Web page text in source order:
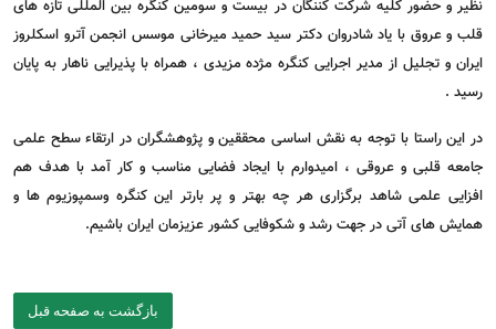
نظیر و حضور کلیه شرکت کننگان در بیست و سومین کنگره بین المللی تازه های
قلب و عروق با یاد شادروان دکتر سید حمید میرخانی موسس انجمن آترو اسکلروز
ایران و تجلیل از مدیر اجرایی کنگره مژده مزیدی ، همراه با پذیرایی ناهار به پایان
رسید .
در این راستا با توجه به نقش اساسی محققين و پژوهشگران در ارتقاء سطح علمی
جامعه قلبی و عروقی ، اميدوارم با ایجاد فضایی مناسب و کار آمد با هدف هم
افزایی علمی شاهد برگزاری هر چه بهتر و پر بارتر این کنگره وسمپوزیوم ها و
همایش های آتی در جهت رشد و شکوفایی کشور عزیزمان ایران باشيم.
بازگشت به صفحه قبل